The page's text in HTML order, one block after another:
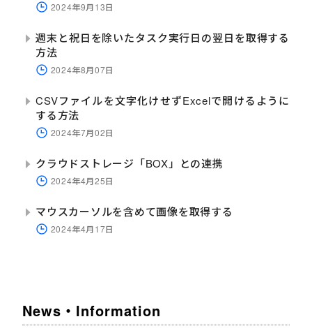
2024年9月13日
週末と祝日を除いたタスク実行日の翌日を取得する
方法
2024年8月07日
CSVファイルを文字化けせずExcelで開けるように
する方法
2024年7月02日
クラウドストレージ「BOX」との連携
2024年4月25日
マウスカーソルを含めて画像を取得する
2024年4月17日
News・Information